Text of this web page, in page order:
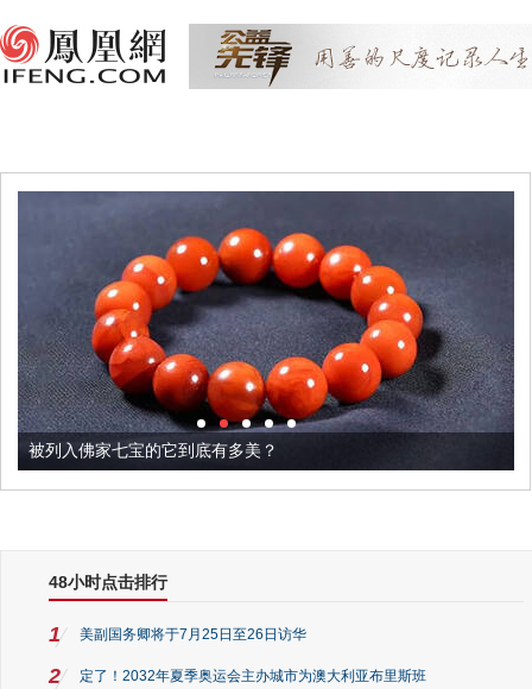
被列入佛家七宝的它到底有多美？
48小时点击排行
1 美副国务卿将于7月25日至26日访华
2 定了！2032年夏季奥运会主办城市为澳大利亚布里斯班